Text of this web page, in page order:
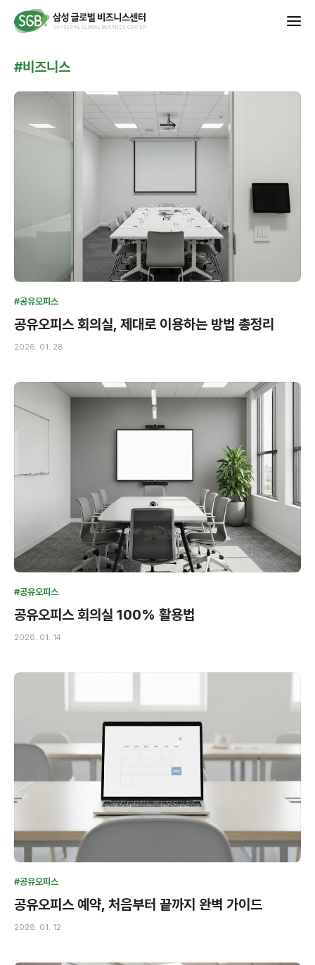
#비즈니스
#공유오피스
공유오피스 회의실, 제대로 이용하는 방법 총정리
2026. 01. 28
#공유오피스
공유오피스 회의실 100% 활용법
2026. 01. 14
#공유오피스
공유오피스 예약, 처음부터 끝까지 완벽 가이드
2026. 01. 12